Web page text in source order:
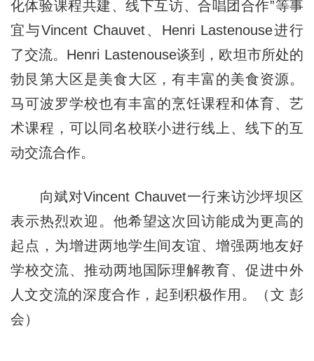
化体验课程共建、线下互访、合唱团合作”等事
宜与Vincent Chauvet、Henri Lastenouse进行
了交流。Henri Lastenouse谈到，欧坦市所处的
勃艮第大区是美食大区，有丰富的美食资源。
马可波罗学校也有丰富的烹饪课程和体育、艺
术课程，可以同名校联小进行线上、线下的互
动交流合作。
向斌对Vincent Chauvet一行来访沙坪坝区
表示热烈欢迎。他希望这次回访能成为更高的
起点，为增进两地学生间友谊、增强两地友好
学校交流、推动两地国际理解教育、促进中外
人文交流的深度合作，起到积极作用。（文 彭
会）